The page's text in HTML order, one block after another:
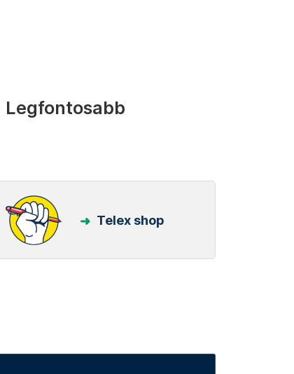
Legfontosabb
Telex shop